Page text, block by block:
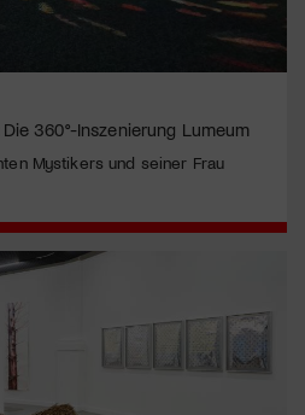
360°-Inszenierung Lumeum
Mystikers und seiner Frau